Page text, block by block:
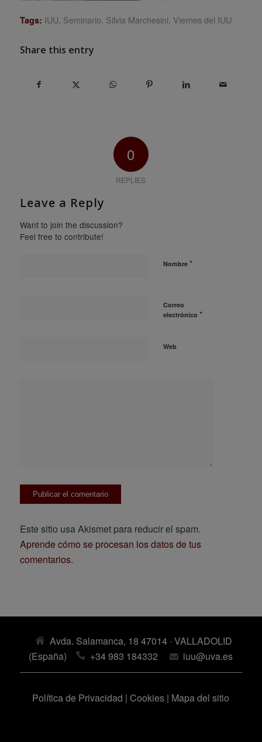
Tags: IUU Seminario Silvia Marchesini Viernes del IUU
Share this entry
0
REPLIES
Leave a Reply
Want to join the discussion?
Feel free to contribute!
Nombre *
Correo
electrónico *
Web
Este sitio usa Akismet para reducir el spam.
Aprende cómo se procesan los datos de tus
comentarios.
Avda. Salamanca, 18 47014 · VALLADOLID
(España)
+34 983 184332 iuu@uva.es
Política de Privacidad | Cookies | Mapa del sitio